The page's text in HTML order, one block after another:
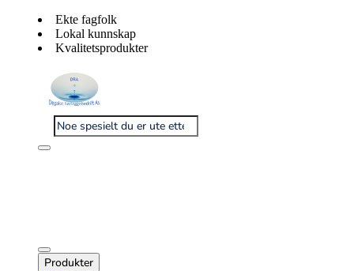
Ekte fagfolk
Lokal kunnskap
Kvalitetsprodukter
Produkter